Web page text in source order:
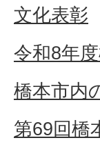
文化表彰
令和8年
橋本市内
第69回橋